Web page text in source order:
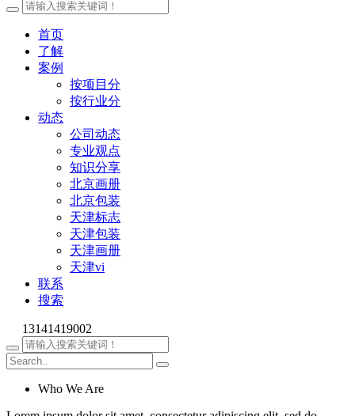
首页
了解
案例
按项目分
按行业分
动态
公司动态
专业观点
知识分享
北京画册
北京包装
天津标志
天津包装
天津画册
天津vi
联系
搜索
13141419002
Who We Are